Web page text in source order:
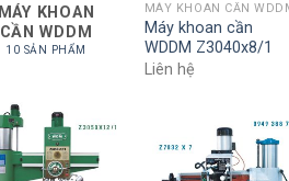
MÁY KHOAN
CẦN WDDM
10 SẢN PHẨM
MÁY KHOAN CẦN
Máy khoan cần
WDDM Z3040x8/1
Liên hệ